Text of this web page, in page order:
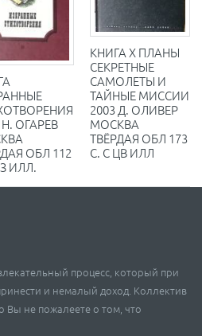
Н. ОГАРЕВ
ОБЛ 112
ИЛЛ.
КНИГА X ПЛАНЫ
СЕКРЕТНЫЕ
САМОЛЕТЫ И
ТАЙНЫЕ МИССИИ
2003 Д. ОЛИВЕР
МОСКВА
ТВЁРДАЯ ОБЛ 173
С. С ЦВ ИЛЛ
процесс, который при
и немалый доход. Коллектив
Вы не пожалеете о том, что